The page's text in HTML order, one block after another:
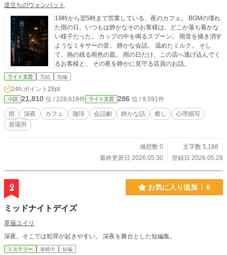
逆立ちのウォンバット
19時から翌5時まで営業している、夜のカフェ。 BGMの壊れ
た雨の日、いつもは静かなそのお客様は、どこか落ち着かな
い様子だった。 カップの中を鳴るスプーン。 雨音を掻き消す
ようなミキサーの音。 静かな会話。 温めたミルク。 そし
て、熱の残る雨色の皿。 雨の日だけ、この店へ逃げ込んでく
るお客様と、 その夜を静かに見守る店員のお話。
ライト文芸 完結 短編
24h.ポイント 28pt
小説 21,810 位 / 228,618件 ライト文芸 286 位 / 9,591件
雨 深夜 カフェ 珈琲 会話劇 静かな話 癒し
心理描写
居場所
感想数 0
文字数 5,188
最終更新日 2026.05.30
登録日 2026.05.28
2 お気に入り追加 0
ミッドナイトデイズ
草薙ユイリ
深夜。そこでは犯罪が起きやすい。 深夜を舞台とした短編集。
ミステリー 連載中 短編